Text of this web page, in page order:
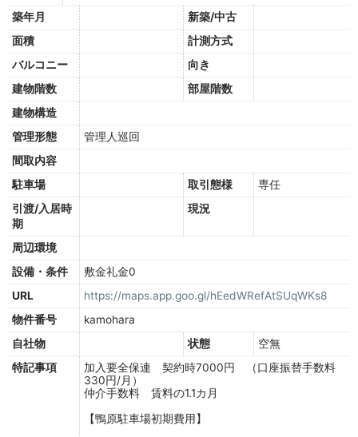
築年月
新築/中古
面積
計測方式
バルコニー
向き
建物階数
部屋階数
建物構造
管理形態
管理人巡回
間取内容
駐車場
取引態様
専任
引渡/入居時
期
現況
周辺環境
設備・条件
敷金礼金0
URL
https://maps.app.goo.gl/hEedWRefAtSUqWKs8
物件番号
kamohara
自社物
状態
空無
特記事項
加入要全保連 契約時7000円 （口座振替手数料
330円/月）
仲介手数料 賃料の1.1カ月
【鴨原駐車場初期費用】